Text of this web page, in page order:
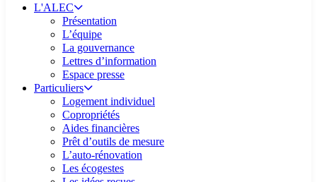
L'ALEC
Présentation
L’équipe
La gouvernance
Lettres d’information
Espace presse
Particuliers
Logement individuel
Copropriétés
Aides financières
Prêt d’outils de mesure
L’auto-rénovation
Les écogestes